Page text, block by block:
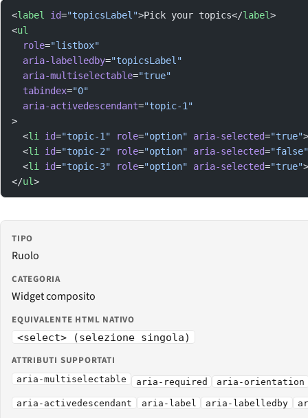
<label id="topicsLabel">Pick your topics</label>
<ul
  role
="listbox"
  aria-labelledby
="topicsLabel"
  aria-multiselectable
="true"
  tabindex
="0"
  aria-activedescendant
="topic-1"
>
  <
li id="topic-1" role="option" aria-selected="true"
  <
li id="topic-2" role="option" aria-selected="false"
  <
li id="topic-3" role="option" aria-selected="true"
</ul>
TIPO
Ruolo
CATEGORIA
Widget composito
EQUIVALENTE HTML NATIVO
<select> (selezione singola)
ATTRIBUTI SUPPORTATI
aria-multiselectable aria-required aria-orientation
aria-activedescendant aria-label aria-labelledby